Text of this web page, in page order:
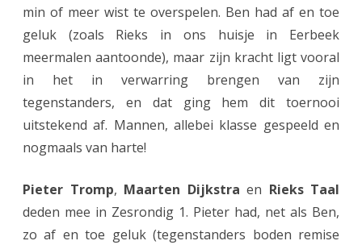
min of meer wist te overspelen. Ben had af en toe
geluk (zoals Rieks in ons huisje in Eerbeek
meermalen aantoonde), maar zijn kracht ligt vooral
in het in verwarring brengen van zijn
tegenstanders, en dat ging hem dit toernooi
uitstekend af. Mannen, allebei klasse gespeeld en
nogmaals van harte!
Pieter Tromp, Maarten Dijkstra en Rieks Taal
deden mee in Zesrondig 1. Pieter had, net als Ben,
zo af en toe geluk (tegenstanders boden remise